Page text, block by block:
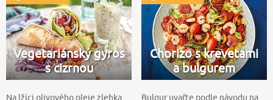
Vegetariánský gyros
s cizrnou
Na lžíci olivového oleje zlehka
Chorizo s krevetami
a bulgurem
Bulgur uvařte podle návodu na